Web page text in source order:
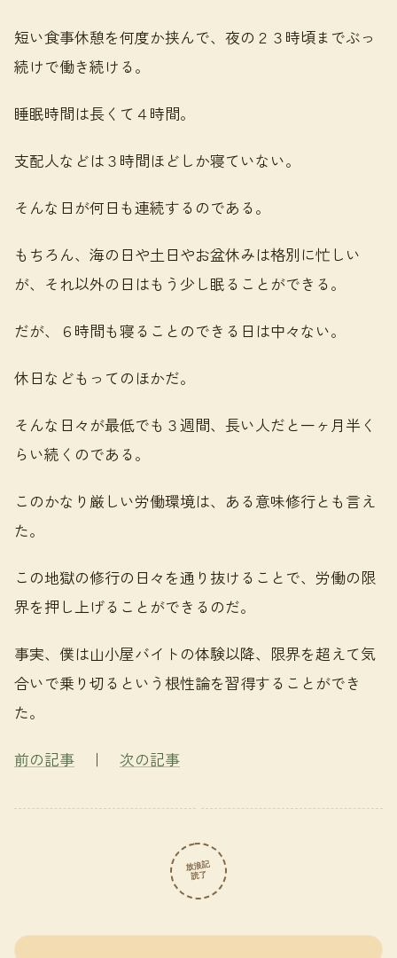
短い食事休憩を何度か挟んで、夜の２３時頃までぶっ
続けで働き続ける。
睡眠時間は長くて４時間。
支配人などは３時間ほどしか寝ていない。
そんな日が何日も連続するのである。
もちろん、海の日や土日やお盆休みは格別に忙しい
が、それ以外の日はもう少し眠ることができる。
だが、６時間も寝ることのできる日は中々ない。
休日などもってのほかだ。
そんな日々が最低でも３週間、長い人だと一ヶ月半く
らい続くのである。
このかなり厳しい労働環境は、ある意味修行とも言え
た。
この地獄の修行の日々を通り抜けることで、労働の限
界を押し上げることができるのだ。
事実、僕は山小屋バイトの体験以降、限界を超えて気
合いで乗り切るという根性論を習得することができ
た。
前の記事 ｜ 次の記事
放浪記
読了